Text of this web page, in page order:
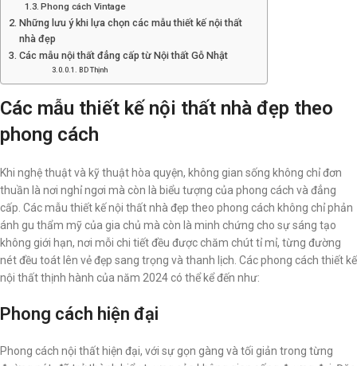
Phong cách Vintage
Những lưu ý khi lựa chọn các mẫu thiết kế nội thất
nhà đẹp
Các mẫu nội thất đẳng cấp từ Nội thất Gỗ Nhật
BD Thịnh
Các mẫu thiết kế nội thất nhà đẹp theo
phong cách
Khi nghệ thuật và kỹ thuật hòa quyện, không gian sống không chỉ đơn
thuần là nơi nghỉ ngơi mà còn là biểu tượng của phong cách và đẳng
cấp. Các mẫu thiết kế nội thất nhà đẹp theo phong cách không chỉ phản
ánh gu thẩm mỹ của gia chủ mà còn là minh chứng cho sự sáng tạo
không giới hạn, nơi mỗi chi tiết đều được chăm chút tỉ mỉ, từng đường
nét đều toát lên vẻ đẹp sang trọng và thanh lịch. Các phong cách thiết kế
nội thất thịnh hành của năm 2024 có thể kể đến như:
Phong cách hiện đại
Phong cách nội thất hiện đại, với sự gọn gàng và tối giản trong từng